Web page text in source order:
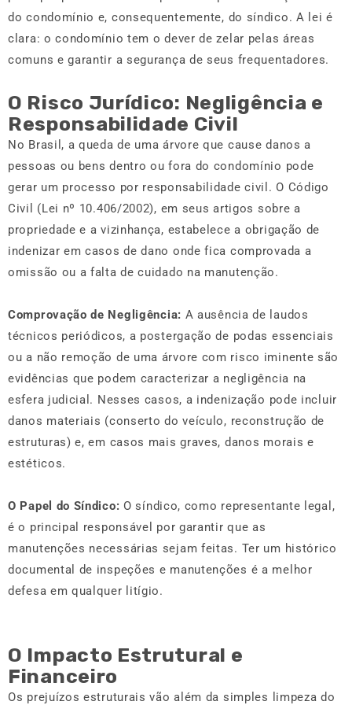
do condomínio e, consequentemente, do síndico. A lei é
clara: o condomínio tem o dever de zelar pelas áreas
comuns e garantir a segurança de seus frequentadores.
O Risco Jurídico: Negligência e
Responsabilidade Civil
No Brasil, a queda de uma árvore que cause danos a
pessoas ou bens dentro ou fora do condomínio pode
gerar um processo por responsabilidade civil. O Código
Civil (Lei nº 10.406/2002), em seus artigos sobre a
propriedade e a vizinhança, estabelece a obrigação de
indenizar em casos de dano onde fica comprovada a
omissão ou a falta de cuidado na manutenção.
Comprovação de Negligência: A ausência de laudos
técnicos periódicos, a postergação de podas essenciais
ou a não remoção de uma árvore com risco iminente são
evidências que podem caracterizar a negligência na
esfera judicial. Nesses casos, a indenização pode incluir
danos materiais (conserto do veículo, reconstrução de
estruturas) e, em casos mais graves, danos morais e
estéticos.
O Papel do Síndico: O síndico, como representante legal,
é o principal responsável por garantir que as
manutenções necessárias sejam feitas. Ter um histórico
documental de inspeções e manutenções é a melhor
defesa em qualquer litígio.
O Impacto Estrutural e
Financeiro
Os prejuízos estruturais vão além da simples limpeza do